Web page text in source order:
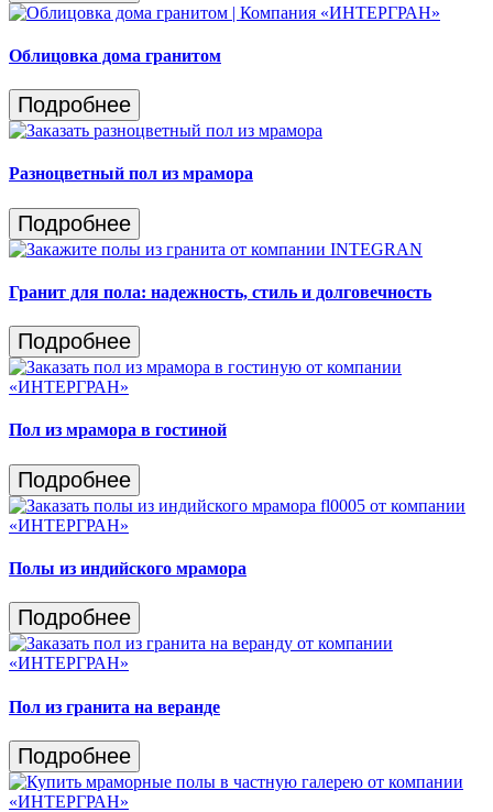
Облицовка дома гранитом
Подробнее
Разноцветный пол из мрамора
Подробнее
Гранит для пола: надежность, стиль и долговечность
Подробнее
Пол из мрамора в гостиной
Подробнее
Полы из индийского мрамора
Подробнее
Пол из гранита на веранде
Подробнее